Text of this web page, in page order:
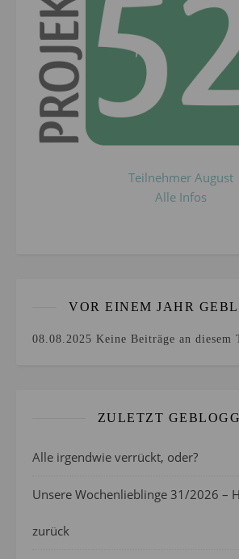
Teilnehmer August
Alle Infos
VOR EINEM JAHR
08.08.2025 Keine Beiträge an diesem
ZULETZT
Alle irgendwie verrückt, oder?
Unsere Wochenlieblinge 31/2026 –
zurück